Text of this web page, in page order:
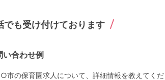
も受け付けております
い合わせ例
市の保育園求人について、詳細情報を教えてくだ